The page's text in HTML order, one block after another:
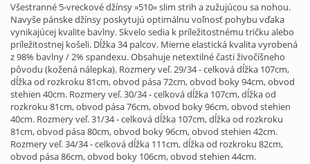
Všestranné 5-vreckové džínsy »510« slim strih a zužujúcou sa nohou.
Navyše pánske džínsy poskytujú optimálnu voľnosť pohybu vďaka
vynikajúcej kvalite bavlny. Skvelo sedia k príležitostnému tričku alebo
príležitostnej košeli. Dĺžka 34 palcov. Mierne elastická kvalita vyrobená
z 98% bavlny / 2% spandexu. Obsahuje netextilné časti živočíšneho
pôvodu (kožená nálepka). Rozmery veľ. 29/34 - celková dĺžka 107cm,
dĺžka od rozkroku 81cm, obvod pása 72cm, obvod boky 94cm, obvod
stehien 40cm. Rozmery veľ. 30/34 - celková dĺžka 107cm, dĺžka od
rozkroku 81cm, obvod pása 76cm, obvod boky 96cm, obvod stehien
40cm. Rozmery veľ. 31/34 - celková dĺžka 107cm, dĺžka od rozkroku
81cm, obvod pása 80cm, obvod boky 96cm, obvod stehien 42cm.
Rozmery veľ. 34/34 - celková dĺžka 111cm, dĺžka od rozkroku 82cm,
obvod pása 86cm, obvod boky 106cm, obvod stehien 44cm.